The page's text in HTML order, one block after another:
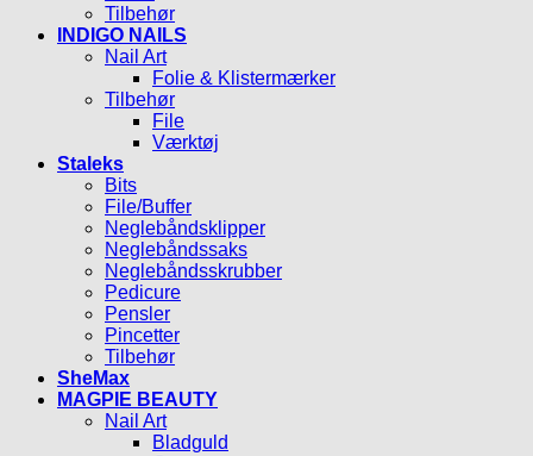
Tilbehør
INDIGO NAILS
Nail Art
Folie & Klistermærker
Tilbehør
File
Værktøj
Staleks
Bits
File/Buffer
Neglebåndsklipper
Neglebåndssaks
Neglebåndsskrubber
Pedicure
Pensler
Pincetter
Tilbehør
SheMax
MAGPIE BEAUTY
Nail Art
Bladguld